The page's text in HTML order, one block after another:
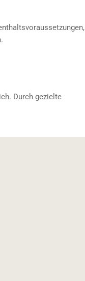
Durch gezielte